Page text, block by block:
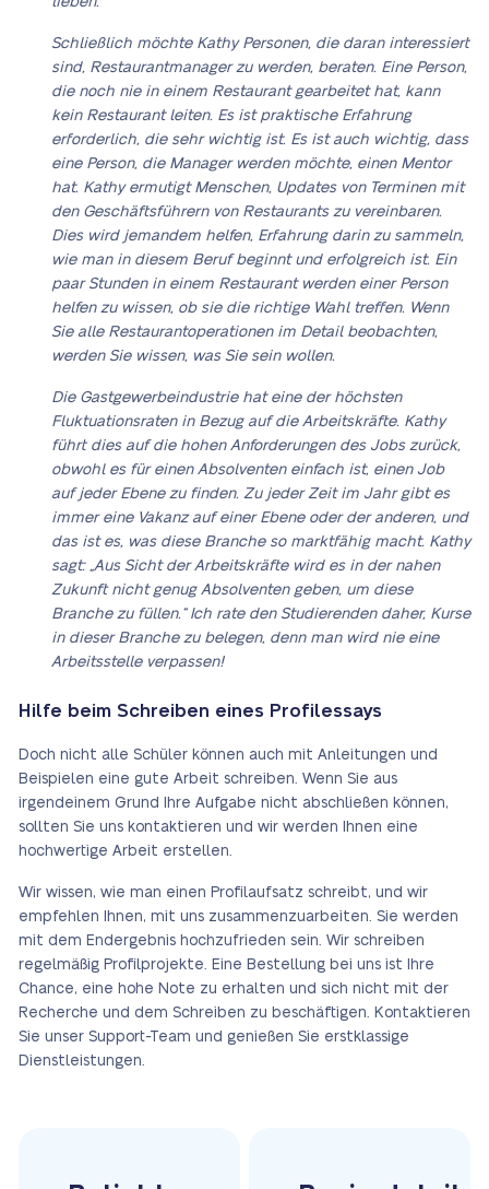
Schließlich möchte Kathy Personen, die daran interessiert
sind, Restaurantmanager zu werden, beraten. Eine Person,
die noch nie in einem Restaurant gearbeitet hat, kann
kein Restaurant leiten. Es ist praktische Erfahrung
erforderlich, die sehr wichtig ist. Es ist auch wichtig, dass
eine Person, die Manager werden möchte, einen Mentor
hat. Kathy ermutigt Menschen, Updates von Terminen mit
den Geschäftsführern von Restaurants zu vereinbaren.
Dies wird jemandem helfen, Erfahrung darin zu sammeln,
wie man in diesem Beruf beginnt und erfolgreich ist. Ein
paar Stunden in einem Restaurant werden einer Person
helfen zu wissen, ob sie die richtige Wahl treffen. Wenn
Sie alle Restaurantoperationen im Detail beobachten,
werden Sie wissen, was Sie sein wollen.
Die Gastgewerbeindustrie hat eine der höchsten
Fluktuationsraten in Bezug auf die Arbeitskräfte. Kathy
führt dies auf die hohen Anforderungen des Jobs zurück,
obwohl es für einen Absolventen einfach ist, einen Job
auf jeder Ebene zu finden. Zu jeder Zeit im Jahr gibt es
immer eine Vakanz auf einer Ebene oder der anderen, und
das ist es, was diese Branche so marktfähig macht. Kathy
sagt: „Aus Sicht der Arbeitskräfte wird es in der nahen
Zukunft nicht genug Absolventen geben, um diese
Branche zu füllen.“ Ich rate den Studierenden daher, Kurse
in dieser Branche zu belegen, denn man wird nie eine
Arbeitsstelle verpassen!
Hilfe beim Schreiben eines Profilessays
Doch nicht alle Schüler können auch mit Anleitungen und
Beispielen eine gute Arbeit schreiben. Wenn Sie aus
irgendeinem Grund Ihre Aufgabe nicht abschließen können,
sollten Sie uns kontaktieren und wir werden Ihnen eine
hochwertige Arbeit erstellen.
Wir wissen, wie man einen Profilaufsatz schreibt, und wir
empfehlen Ihnen, mit uns zusammenzuarbeiten. Sie werden
mit dem Endergebnis hochzufrieden sein. Wir schreiben
regelmäßig Profilprojekte. Eine Bestellung bei uns ist Ihre
Chance, eine hohe Note zu erhalten und sich nicht mit der
Recherche und dem Schreiben zu beschäftigen. Kontaktieren
Sie unser Support-Team und genießen Sie erstklassige
Dienstleistungen.